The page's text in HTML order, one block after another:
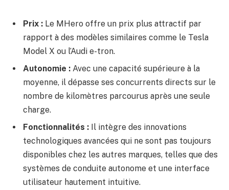
Prix : Le MHero offre un prix plus attractif par
rapport à des modèles similaires comme le Tesla
Model X ou l’Audi e-tron.
Autonomie : Avec une capacité supérieure à la
moyenne, il dépasse ses concurrents directs sur le
nombre de kilomètres parcourus après une seule
charge.
Fonctionnalités : Il intègre des innovations
technologiques avancées qui ne sont pas toujours
disponibles chez les autres marques, telles que des
systèmes de conduite autonome et une interface
utilisateur hautement intuitive.